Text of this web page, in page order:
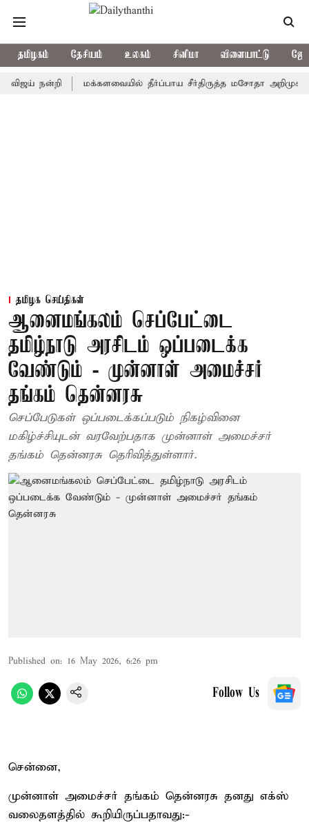
தமிழகம் தேசியம் உலகம் சினிமா விளையாட்டு
நன்றி மக்களவையில் தீர்ப்பாய சீர்திருத்த மசோதா அறிமுகம்
தமிழக செய்திகள்
ஆனைமங்கலம் செப்பேட்டை
தமிழ்நாடு அரசிடம் ஒப்படைக்க
வேண்டும் - முன்னாள் அமைச்சர்
தங்கம் தென்னரசு
செப்பேடுகள் ஒப்படைக்கப்படும் நிகழ்வினை
மகிழ்ச்சியுடன் வரவேற்பதாக முன்னாள் அமைச்சர்
தங்கம் தென்னரசு தெரிவித்துள்ளார்.
Published on: 16 May 2026, 6:26 pm
Follow Us
சென்னை,
முன்னாள் அமைச்சர் தங்கம் தென்னரசு தனது எக்ஸ்
வலைதளத்தில் கூறியிருப்பதாவது:-